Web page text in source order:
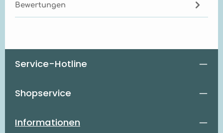
Bewertungen
Service-Hotline
Shopservice
Informationen